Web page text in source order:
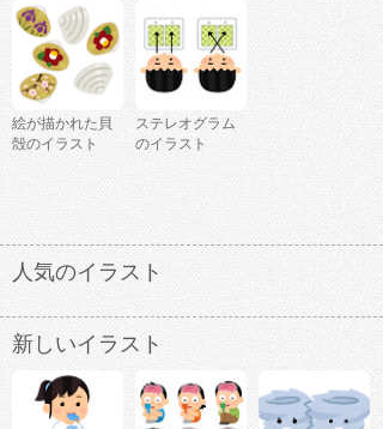
絵が描かれた貝
殻のイラスト
ステレオグラム
のイラスト
人気のイラスト
新しいイラスト